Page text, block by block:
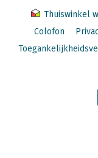
Thuiswinkel
Colofon